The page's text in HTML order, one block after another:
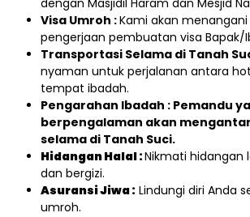
dengan Masjidil Haram dan Mesjid
Visa Umroh :Kami akan menangani
pengerjaan pembuatan visa Bapak/
Transportasi Selama di Tanah
nyaman untuk perjalanan antara
tempat ibadah.
Pengarahan Ibadah : Pemandu
berpengalaman akan
selama di Tanah Suci.
Hidangan Halal :Nikmati hidangan
dan bergizi.
Asuransi Jiwa : Lindungi diri Anda
umroh.